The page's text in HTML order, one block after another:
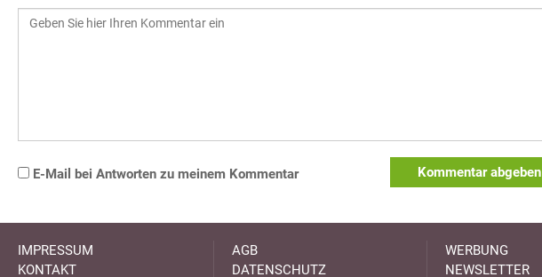
E-Mail bei Antworten zu meinem Kommentar Kommentar abgeben
IMPRESSUM
KONTAKT
AGB
DATENSCHUTZ
WERBUNG
NEWSLETTER